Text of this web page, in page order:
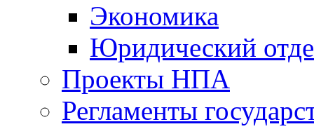
Экономика
Юридический
Проекты НПА
Регламенты